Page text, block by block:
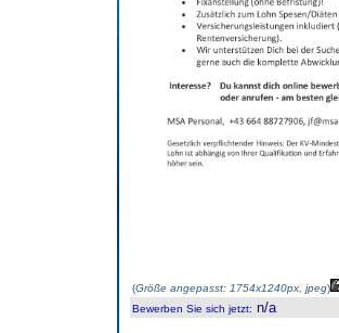
(Größe angepasst: 1754x1240px, jpeg)
Bewerben Sie sich jetzt: n/a